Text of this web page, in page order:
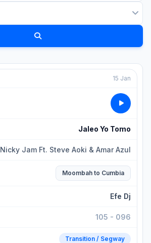
15 Jan
Jaleo Yo Tomo
Nicky Jam Ft. Steve Aoki & Amar Azul
Moombah to Cumbia
Efe Dj
105 - 096
Transition / Segway